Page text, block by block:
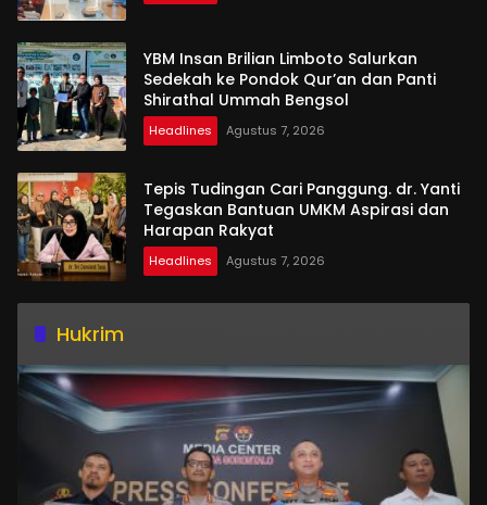
YBM Insan Brilian Limboto Salurkan
Sedekah ke Pondok Qur’an dan Panti
Shirathal Ummah Bengsol
Headlines Agustus 7, 2026
Tepis Tudingan Cari Panggung. dr. Yanti
Tegaskan Bantuan UMKM Aspirasi dan
Harapan Rakyat
Headlines Agustus 7, 2026
Hukrim